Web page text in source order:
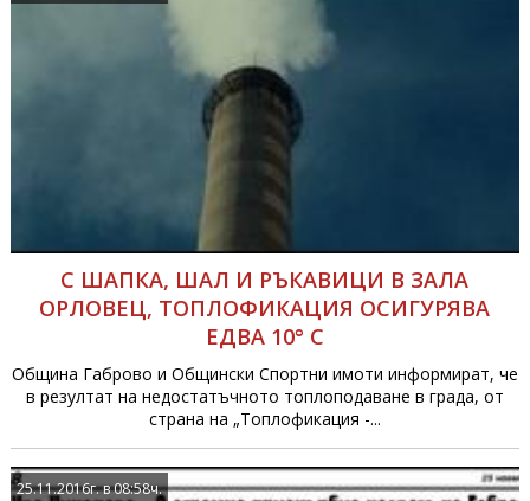
С ШАПКА, ШАЛ И РЪКАВИЦИ В ЗАЛА
ОРЛОВЕЦ, ТОПЛОФИКАЦИЯ ОСИГУРЯВА
ЕДВА 10° С
Община Габрово и Общински Спортни имоти информират, че
в резултат на недостатъчното топлоподаване в града, от
страна на „Топлофикация -...
25.11.2016г. в 08:58ч.